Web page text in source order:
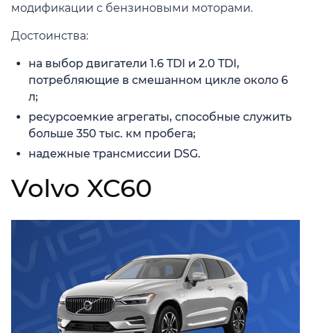
модификации с бензиновыми моторами.
Достоинства:
на выбор двигатели 1.6 TDI и 2.0 TDI,
потребляющие в смешанном цикле около 6
л;
ресурсоемкие агрегаты, способные служить
больше 350 тыс. км пробега;
надежные трансмиссии DSG.
Volvo XC60